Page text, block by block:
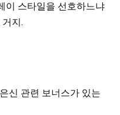
이 스타일을 선호하느냐
지.
신 관련 보너스가 있는